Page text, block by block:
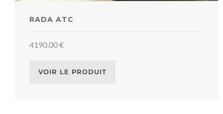
RADA ATC
4190,00€
VOIR LE PRODUIT